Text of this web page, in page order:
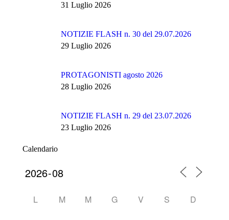
31 Luglio 2026
NOTIZIE FLASH n. 30 del 29.07.2026
29 Luglio 2026
PROTAGONISTI agosto 2026
28 Luglio 2026
NOTIZIE FLASH n. 29 del 23.07.2026
23 Luglio 2026
Calendario
L M M G V S D